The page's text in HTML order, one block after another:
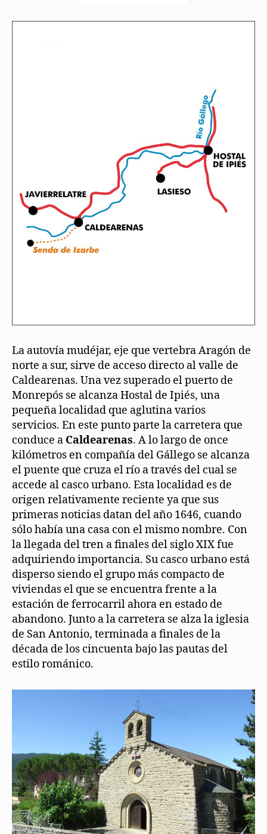
La autovía mudéjar, eje que vertebra Aragón de
norte a sur, sirve de acceso directo al valle de
Caldearenas. Una vez superado el puerto de
Monrepós se alcanza Hostal de Ipiés, una
pequeña localidad que aglutina varios
servicios. En este punto parte la carretera que
conduce a Caldearenas. A lo largo de once
kilómetros en compañía del Gállego se alcanza
el puente que cruza el río a través del cual se
accede al casco urbano. Esta localidad es de
origen relativamente reciente ya que sus
primeras noticias datan del año 1646, cuando
sólo había una casa con el mismo nombre. Con
la llegada del tren a finales del siglo XIX fue
adquiriendo importancia. Su casco urbano está
disperso siendo el grupo más compacto de
viviendas el que se encuentra frente a la
estación de ferrocarril ahora en estado de
abandono. Junto a la carretera se alza la iglesia
de San Antonio, terminada a finales de la
década de los cincuenta bajo las pautas del
estilo románico.